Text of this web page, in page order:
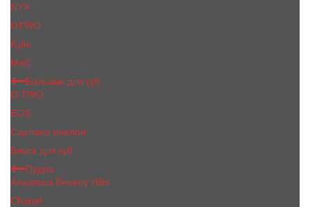
NYX
OTWO
Kylie
МаС
Бальзам для губ
O.TWO
EOS
Сделано пчелой
Блеск для губ
Пудра
Anastasia Beverly Hills
Chanel